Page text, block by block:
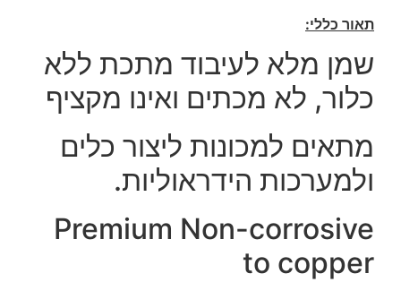
תאור כללי:
שמן מלא לעיבוד מתכת ללא
כלור, לא מכתים ואינו מקציף
מתאים למכונות ליצור כלים
ולמערכות הידראוליות.
Premium Non-corrosive
to copper